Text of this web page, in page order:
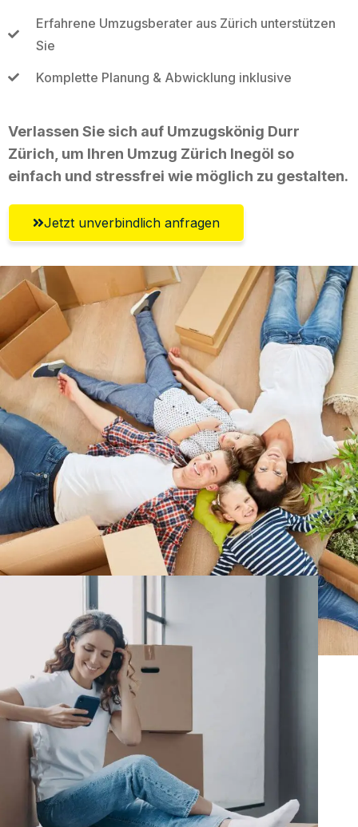
Erfahrene Umzugsberater aus Zürich unterstützen
Sie
Komplette Planung & Abwicklung inklusive
Verlassen Sie sich auf Umzugskönig Durr
Zürich, um Ihren Umzug Zürich Inegöl so
einfach und stressfrei wie möglich zu gestalten.
Jetzt unverbindlich anfragen